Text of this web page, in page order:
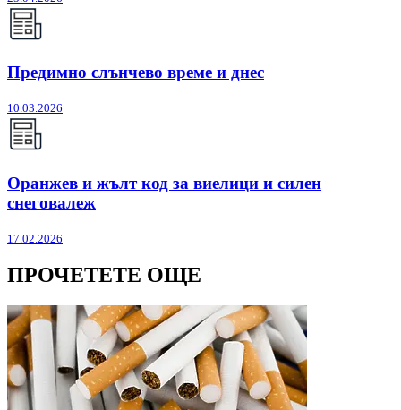
Предимно слънчево време и днес
10.03.2026
Оранжев и жълт код за виелици и силен
снеговалеж
17.02.2026
ПРОЧЕТЕТЕ ОЩЕ